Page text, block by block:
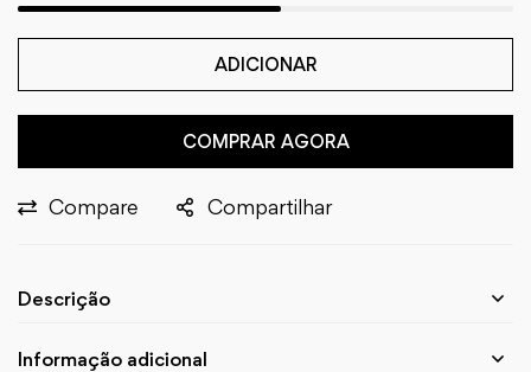
ADICIONAR
COMPRAR AGORA
Compare Compartilhar
Descrição
Informação adicional